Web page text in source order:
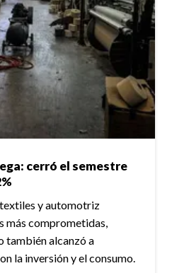
cerró el semestre
y automotriz
más comprometidas,
también alcanzó a
la inversión y el consumo.